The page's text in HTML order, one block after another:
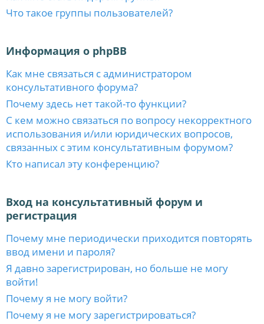
Что такое группы пользователей?
Информация о phpBB
Как мне связаться с администратором
консультативного форума?
Почему здесь нет такой-то функции?
С кем можно связаться по вопросу некорректного
использования и/или юридических вопросов,
связанных с этим консультативным форумом?
Кто написал эту конференцию?
Вход на консультативный форум и
регистрация
Почему мне периодически приходится повторять
ввод имени и пароля?
Я давно зарегистрирован, но больше не могу
войти!
Почему я не могу войти?
Почему я не могу зарегистрироваться?